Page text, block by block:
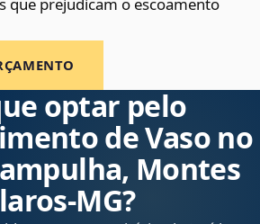
que prejudicam o escoamento
optar pelo
de Vaso no
Montes